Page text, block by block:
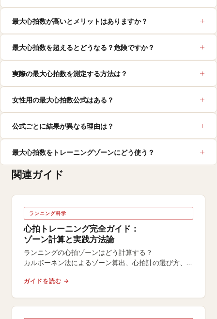
最大心拍数が高いとメリットはありますか？
最大心拍数を超えるとどうなる？危険ですか？
実際の最大心拍数を測定する方法は？
女性用の最大心拍数公式はある？
公式ごとに結果が異なる理由は？
最大心拍数をトレーニングゾーンにどう使う？
関連ガイド
ランニング科学
心拍トレーニング完全ガイド：
ゾーン計算と実践方法論
ランニングの心拍ゾーンはどう計算する？
カルボーネン法によるゾーン算出、心拍計の選び方、
ガイドを読む →